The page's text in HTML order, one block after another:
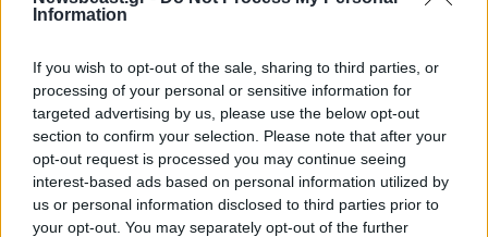
Information
If you wish to opt-out of the sale, sharing to third parties, or
processing of your personal or sensitive information for
targeted advertising by us, please use the below opt-out
section to confirm your selection. Please note that after your
opt-out request is processed you may continue seeing
interest-based ads based on personal information utilized by
us or personal information disclosed to third parties prior to
your opt-out. You may separately opt-out of the further
Ευτύχιος Σαρτζετάκης: Οι πυρκαγιές έχουν
τεράστιο οικονομικό κόστος – Η πρόληψη
κοστίζει λιγότερο από την αποκατάσταση